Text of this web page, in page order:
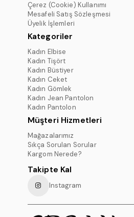
Çerez (Cookie) Kullanımı
Mesafeli Satış Sözleşmesi
Üyelik İşlemleri
Kategoriler
Kadın Elbise
Kadın Tişört
Kadın Büstiyer
Kadın Ceket
Kadın Gömlek
Kadın Jean Pantolon
Kadın Pantolon
Müşteri Hizmetleri
Mağazalarımız
Sıkça Sorulan Sorular
Kargom Nerede?
Takipte Kal
Instagram